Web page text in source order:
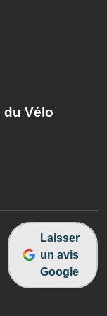
du Vélo
Laisser
un avis
Google